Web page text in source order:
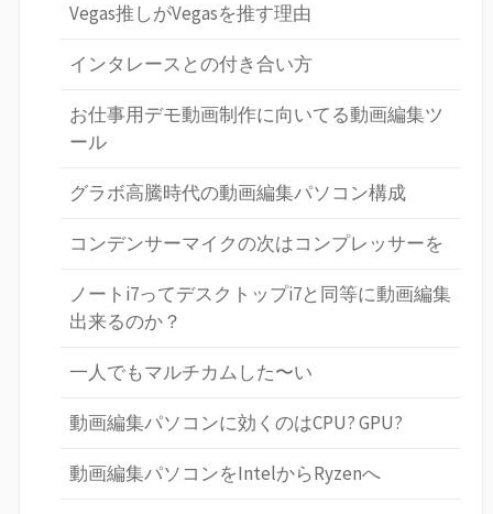
Vegas推しがVegasを推す理由
インタレースとの付き合い方
お仕事用デモ動画制作に向いてる動画編集ツ
ール
グラボ高騰時代の動画編集パソコン構成
コンデンサーマイクの次はコンプレッサーを
ノートi7ってデスクトップi7と同等に動画編集
出来るのか？
一人でもマルチカムした〜い
動画編集パソコンに効くのはCPU? GPU?
動画編集パソコンをIntelからRyzenへ